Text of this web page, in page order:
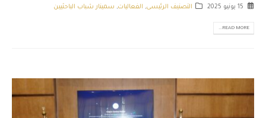
15 يونيو 2025 التصنيف الرئيسى, الفعاليات, سمينار شباب الباحثيين
READ MORE...